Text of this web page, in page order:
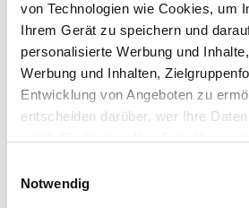
von Technologien wie Cookies, um
Ihrem Gerät zu speichern und
personalisierte Werbung und
Werbung und Inhalten,
Entwicklung von Angeboten zu
entscheiden darüber, wer Ihre
Trigger Symbol ändern oder
Notwendig
Händler
Bauart
Sportmotorrad
Tachostand (abgelesen)
Nicht angegeben
Leistung (kW/PS)
3 / 4